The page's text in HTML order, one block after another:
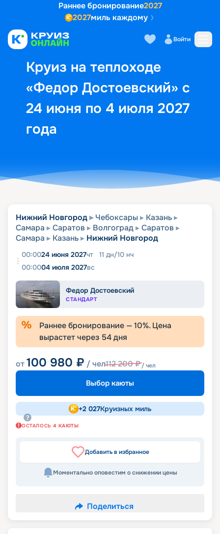
Раннее бронирование2027
2027миль каждому
Войти
Круиз на теплоходе
«Федор Достоевский» с
24 июня по 4 июля 2027
года
Выбор кают Маршрут и
Нижний Новгород Чебоксары
Казань
Самара
Саратов Волгоград
Саратов
Самара
Казань Нижний Новгород
00:0024 июня 2027чт 11 дн/10 нч
00:0004 июля 2027вс
Федор Достоевский
СТАНДАРТ
Раннее бронирование —10%. Цена
вырастет через 54дня
от100 980 ₽ / чел112 200₽/ чел
Выбор каюты
+2 027Круизных миль
ОСТАЛОСЬ 4 КАЮТЫ
Добавить в избранное
Моментально оповестим о снижении цены
Поделиться